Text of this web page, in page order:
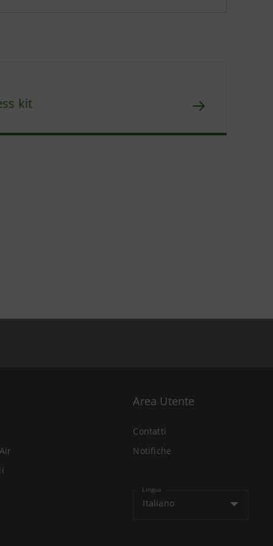
kit
Area Utente
Contatti
Notifiche
Lingua
Italiano